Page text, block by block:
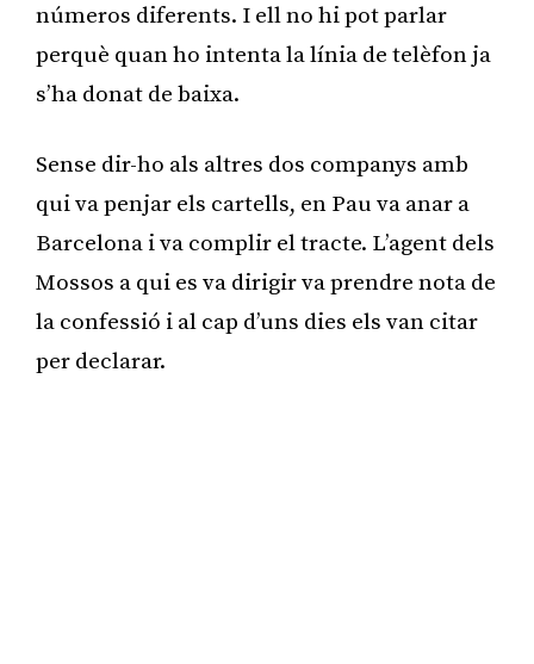
números diferents. I ell no hi pot parlar
perquè quan ho intenta la línia de telèfon ja
s’ha donat de baixa.
Sense dir-ho als altres dos companys amb
qui va penjar els cartells, en Pau va anar a
Barcelona i va complir el tracte. L’agent dels
Mossos a qui es va dirigir va prendre nota de
la confessió i al cap d’uns dies els van citar
per declarar.